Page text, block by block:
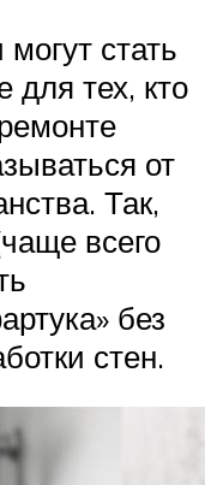
стать
тех, кто
от
Так,
всего
без
стен.